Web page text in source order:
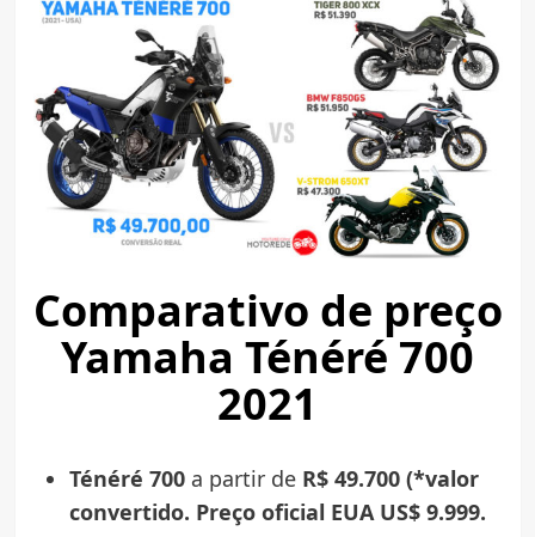
Comparativo de preço
Yamaha Ténéré 700
2021
Ténéré 700a partir de R$ 49.700 (*valor
convertido. Preço oficial EUA US$ 9.999.